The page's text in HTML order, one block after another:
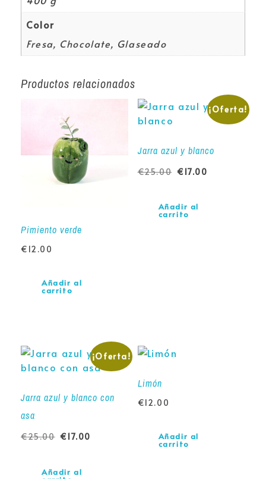
Color
Fresa, Chocolate, Glaseado
Productos relacionados
Pimiento verde
€ 12.00
Añadir al
carrito
¡Oferta!
Jarra azul y blanco
€25.00 € 17.00
Añadir al
carrito
¡Oferta!
Jarra azul y blanco con
asa
€25.00 € 17.00
Añadir al
Limón
€12.00
Añadir al
carrito